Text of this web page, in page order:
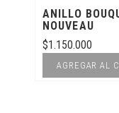
ANILLO
NOUVEAU
$1.150.000
AGREGAR AL